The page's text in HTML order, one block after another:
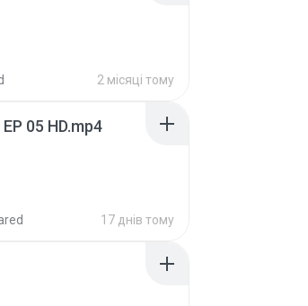
2 місяці тому
05 HD.mp4
17 днів тому